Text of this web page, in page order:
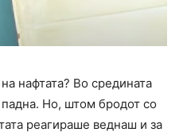
нафтата? Во средината
падна. Но, штом бродот со
реагираше веднаш и за